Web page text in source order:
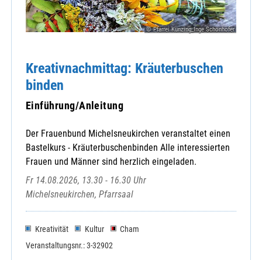
familylab
KAB-Kreisverband
Katholische Jugendstelle Cham
KDFB-Bezirksverband Cham
KLB-Kreisverband Cham
Kneipp-Verein Cham e.V.
Kneipp-Verein Cham e.V.
Kolpingbezirk Cham
Sudetendeutsche Landsmannschaft Bad Kö
© Pfarrei Künzing_Inge Schönhofer
Kreativnachmittag: Kräuterbuschen
binden
Einführung/Anleitung
Der Frauenbund Michelsneukirchen veranstaltet einen
Bastelkurs - Kräuterbuschenbinden Alle interessierten
Frauen und Männer sind herzlich eingeladen.
Fr 14.08.2026, 13.30 - 16.30 Uhr
Michelsneukirchen, Pfarrsaal
Kreativität Kultur
Cham
Veranstaltungsnr.: 3-32902